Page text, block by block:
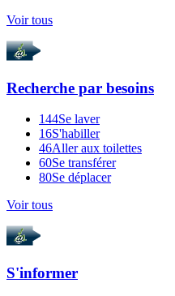
Voir tous
Recherche par besoins
144Se laver
16S'habiller
46Aller aux toilettes
60Se transférer
80Se déplacer
Voir tous
S'informer